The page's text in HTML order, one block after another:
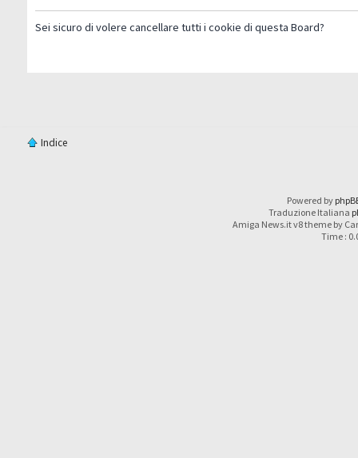
Sei sicuro di volere cancellare tutti i cookie di questa Board?
Indice
Powered by
Traduzione Italiana
Amiga News.it v8 theme by
Time :